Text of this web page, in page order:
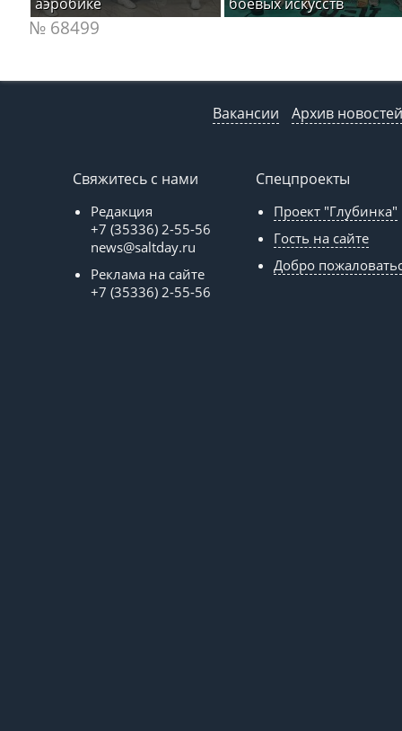
№ 68499
Вакансии Архив новостей
Свяжитесь с нами
Редакция
+7 (35336) 2-55-56
news@saltday.ru
Реклама на сайте
+7 (35336) 2-55-56
Спецпроекты
Проект "Глубинка"
Гость на сайте
Добро